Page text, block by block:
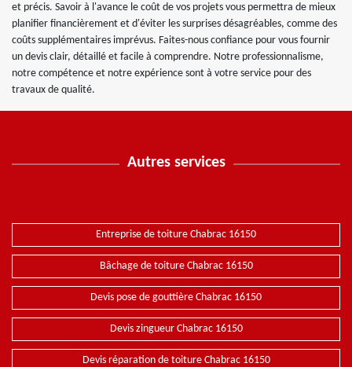
et précis. Savoir à l'avance le coût de vos projets vous permettra de mieux
planifier financièrement et d'éviter les surprises désagréables, comme des
coûts supplémentaires imprévus. Faites-nous confiance pour vous fournir
un devis clair, détaillé et facile à comprendre. Notre professionnalisme,
notre compétence et notre expérience sont à votre service pour des
travaux de qualité.
Autres services
Entreprise de toiture Chabrac 16150
Bâchage de toiture Chabrac 16150
Devis pose de gouttière Chabrac 16150
Devis zingueur Chabrac 16150
Devis réparation de toiture Chabrac 16150